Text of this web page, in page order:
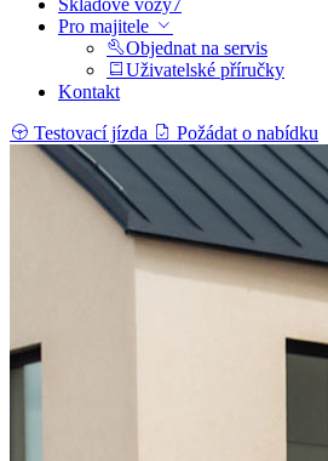
Skladové vozy7
Pro majitele
Objednat na servis
Uživatelské příručky
Kontakt
Testovací jízda
Požádat o nabídku